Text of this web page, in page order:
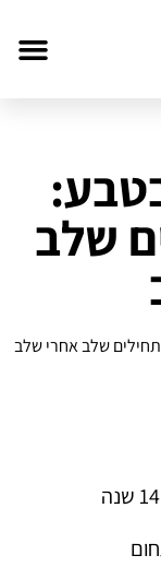
שלב
שלב אחרי שלב